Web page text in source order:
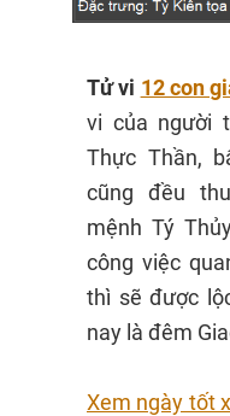
Tử vi 12 con
vi của người
Thực Thần,
cũng đều
mệnh Tý
công việc
thì sẽ được
nay là đêm
Xem ngày tốt